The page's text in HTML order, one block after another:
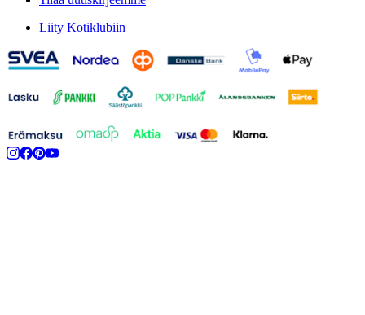
Liity Kotiklubiin